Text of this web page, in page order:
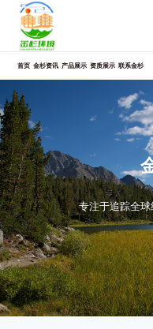
首页 金杉资讯 产品展示 资质展示 联系金杉
专注于追踪全